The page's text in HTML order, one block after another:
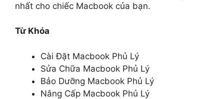
nhất cho chiếc Macbook của bạn.
Từ Khóa
Cài Đặt Macbook Phủ Lý
Sửa Chữa Macbook Phủ Lý
Bảo Dưỡng Macbook Phủ Lý
Nâng Cấp Macbook Phủ Lý